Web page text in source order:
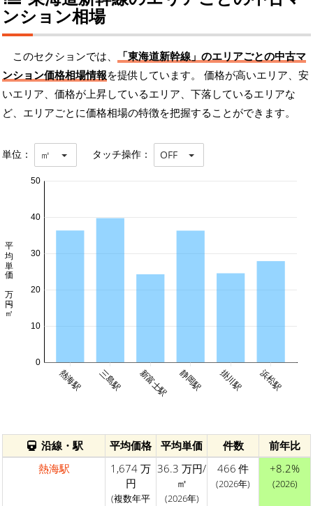
ンション相場
このセクションでは、
「東海道新幹線」のエリアごとの中古マ
ンション価格相場情報を提供しています。 価格が高いエリア、安
いエリア、価格が上昇しているエリア、下落しているエリアな
ど、エリアごとに価格相場の特徴を把握することができます。
単位： ㎡ タッチ操作： OFF
熱海駅 三島駅 新富士駅 静岡駅 掛川駅 浜松駅
0
10
20
30
40
50
平均単価 万円/㎡
沿線・駅 平均価格 平均単価 件数
前年比
熱海駅
1,674 万
円
(複数年平
36.3 万円/
㎡
(2026年)
466 件
(2026年)
+8.2%
(2026)